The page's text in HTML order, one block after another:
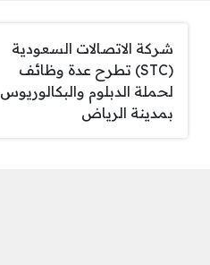
شركة الاتصالات السعودية
(STC) تطرح عدة وظائف
لحملة الدبلوم والبكالوريوس
بمدينة الرياض